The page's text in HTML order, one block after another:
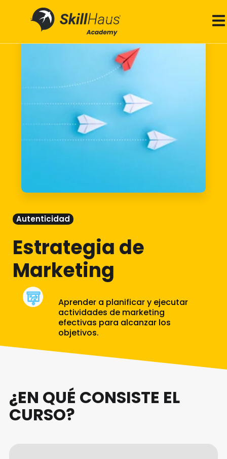
Autenticidad
Estrategia de
Marketing
Aprender a planificar y ejecutar
actividades de marketing
efectivas para alcanzar los
objetivos.
¿EN QUÉ CONSISTE EL
CURSO?